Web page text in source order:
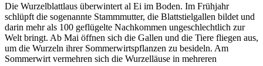
Die Wurzelblattlaus überwintert al Ei im Boden. Im Frühjahr
schlüpft die sogenannte Stammmutter, die Blattstielgallen bildet und
darin mehr als 100 geflügelte Nachkommen ungeschlechtlich zur
Welt bringt. Ab Mai öffnen sich die Gallen und die Tiere fliegen aus,
um die Wurzeln ihrer Sommerwirtspflanzen zu besideln. Am
Sommerwirt vermehren sich die Wurzelläuse in mehreren